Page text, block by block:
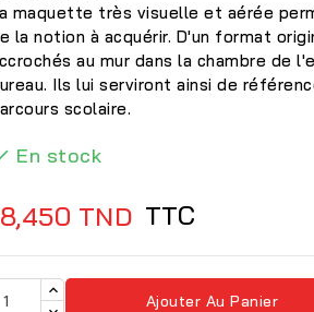
maquette très visuelle et aérée
la notion à acquérir. D'un format
au mur dans la chambre de
Ils lui serviront ainsi de
scolaire.
En stock
TND TTC
Ajouter Au Panier